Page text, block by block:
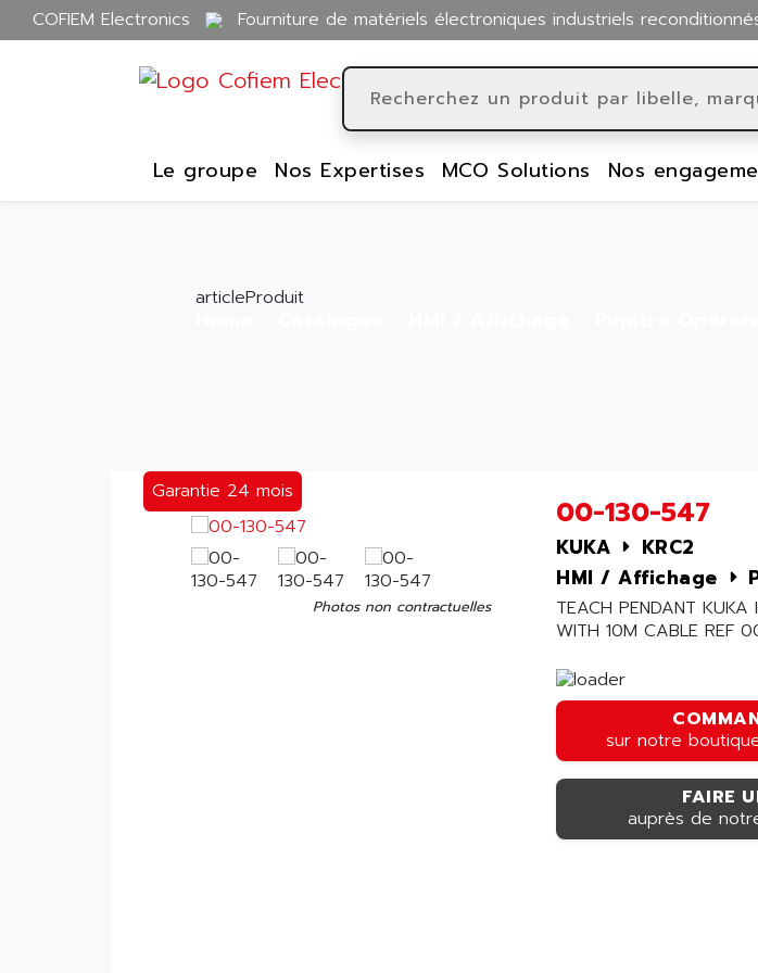
COFIEM Electronics Fourniture de matériels électroniques industriels
Le groupe Nos Expertises MCO Solutions Nos
articleProduit
Garantie 24 mois
Photos non contractuelles
00-130-547
KUKA
KRC2
HMI / Affichage
TEACH PENDANT
WITH 10M CABLE REF
sur notre
FAIRE
auprès de